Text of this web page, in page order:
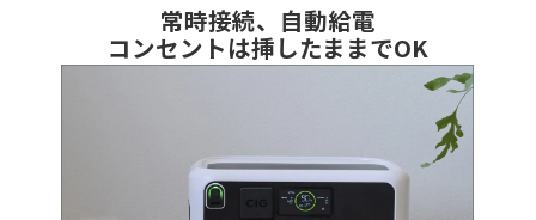
常時接続、自動給電
コンセントは挿したままでOK